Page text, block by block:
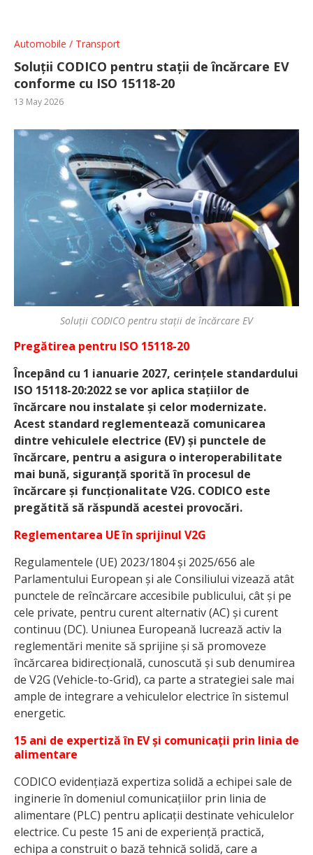
Automobile / Transport
Soluții CODICO pentru stații de încărcare EV
conforme cu ISO 15118-20
13 May 2026
Soluții CODICO pentru stații de încărcare EV
Pregătirea pentru ISO 15118-20
Începând cu 1 ianuarie 2027, cerințele standardului
ISO 15118-20:2022 se vor aplica stațiilor de
încărcare nou instalate și celor modernizate.
Acest standard reglementează comunicarea
dintre vehiculele electrice (EV) și punctele de
încărcare, pentru a asigura o interoperabilitate
mai bună, siguranță sporită în procesul de
încărcare și funcționalitate V2G. CODICO este
pregătită să răspundă acestei provocări.
Reglementarea UE în sprijinul V2G
Regulamentele (UE) 2023/1804 și 2025/656 ale
Parlamentului European și ale Consiliului vizează atât
punctele de reîncărcare accesibile publicului, cât și pe
cele private, pentru curent alternativ (AC) și curent
continuu (DC). Uniunea Europeană lucrează activ la
reglementări menite să sprijine și să promoveze
încărcarea bidirecțională, cunoscută și sub denumirea
de V2G (Vehicle-to-Grid), ca parte a strategiei sale mai
ample de integrare a vehiculelor electrice în sistemul
energetic.
15 ani de expertiză în EV și comunicații prin linia de
alimentare
CODICO evidențiază expertiza solidă a echipei sale de
inginerie în domeniul comunicațiilor prin linia de
alimentare (PLC) pentru aplicații destinate vehiculelor
electrice. Cu peste 15 ani de experiență practică,
echipa a construit o bază tehnică solidă, care a